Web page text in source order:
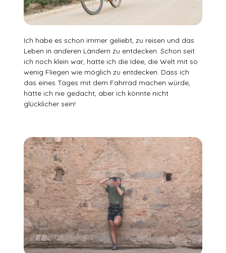
Ich habe es schon immer geliebt, zu reisen und das
Leben in anderen Ländern zu entdecken. Schon seit
ich noch klein war, hatte ich die Idee, die Welt mit so
wenig Fliegen wie möglich zu entdecken. Dass ich
das eines Tages mit dem Fahrrad machen würde,
hätte ich nie gedacht, aber ich könnte nicht
glücklicher sein!